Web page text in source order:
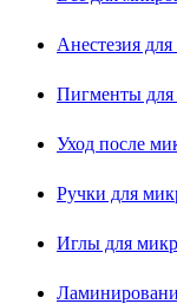
Анестезия
Пигменты для
Уход после
Ручки для
Иглы для